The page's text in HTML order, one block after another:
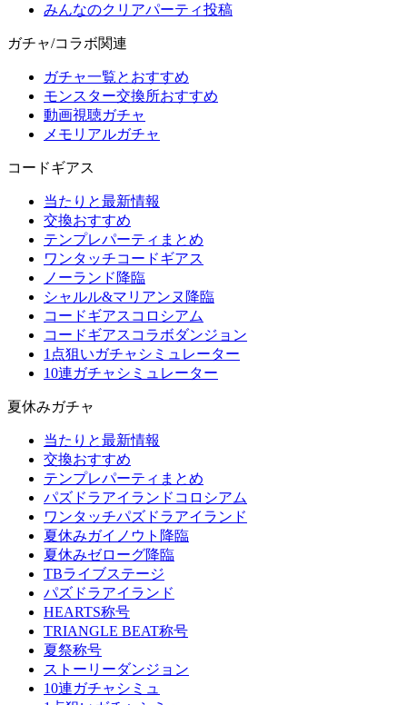
みんなのクリアパーティ投稿
ガチャ/コラボ関連
ガチャ一覧とおすすめ
モンスター交換所おすすめ
動画視聴ガチャ
メモリアルガチャ
コードギアス
当たりと最新情報
交換おすすめ
テンプレパーティまとめ
ワンタッチコードギアス
ノーランド降臨
シャルル&マリアンヌ降臨
コードギアスコロシアム
コードギアスコラボダンジョン
1点狙いガチャシミュレーター
10連ガチャシミュレーター
夏休みガチャ
当たりと最新情報
交換おすすめ
テンプレパーティまとめ
パズドラアイランドコロシアム
ワンタッチパズドラアイランド
夏休みガイノウト降臨
夏休みゼローグ降臨
TBライブステージ
パズドラアイランド
HEARTS称号
TRIANGLE BEAT称号
夏祭称号
ストーリーダンジョン
10連ガチャシミュ